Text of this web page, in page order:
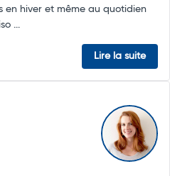
en hiver et même au quotidien
...
Lire la suite